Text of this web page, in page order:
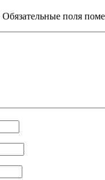
Обязательные поля